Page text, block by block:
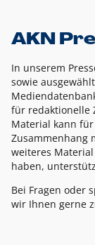
AKN
In unserem
sowie
für redaktionelle
Material kann
Zusammenhang
weiteres
haben,
Bei Fragen oder
wir Ihnen gerne